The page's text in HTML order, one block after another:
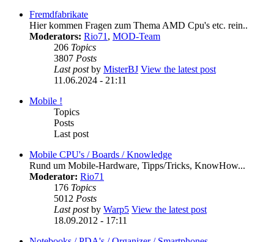
Fremdfabrikate
Hier kommen Fragen zum Thema AMD Cpu's etc. rein..
Moderators: Rio71, MOD-Team
206 Topics
3807 Posts
Last postby MisterBJ View the latest post
11.06.2024 - 21:11
Mobile !
Topics
Posts
Last post
Mobile CPU's / Boards / Knowledge
Rund um Mobile-Hardware, Tipps/Tricks, KnowHow...
Moderator: Rio71
176 Topics
5012 Posts
Last postby Warp5 View the latest post
18.09.2012 - 17:11